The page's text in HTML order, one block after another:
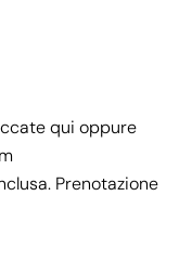
qui oppure
Prenotazione